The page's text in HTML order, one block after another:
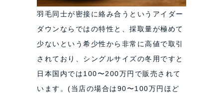
羽毛同士が密接に絡み合うというアイダー
ダウンならではの特性と、採取量が極めて
少ないという希少性から非常に高値で取引
されており、シングルサイズの冬用ですと
日本国内では100〜200万円で販売されて
います。(当店の場合は90〜100万円ほど